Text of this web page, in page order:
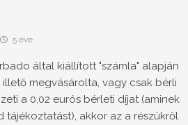
5 éve
által kiállított "számla" alapján
megvásárolta, vagy csak bérli
a 0,02 eurós bérleti díjat (aminek
tájékoztatást), akkor az a részükről